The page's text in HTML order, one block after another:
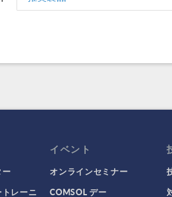
ー
レーニ
イベント
オンラインセミナー
COMSOL デー